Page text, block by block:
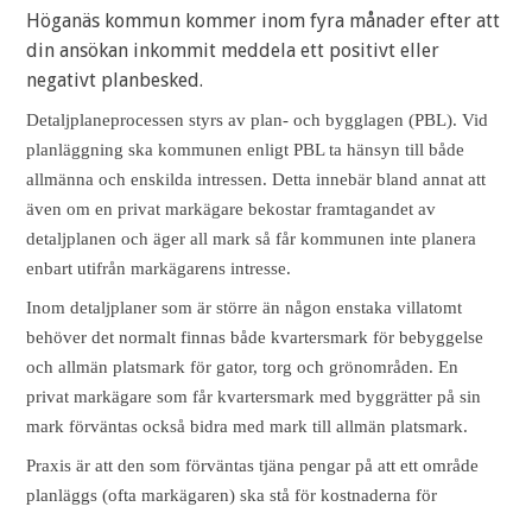
Höganäs kommun kommer inom fyra månader efter att
din ansökan inkommit meddela ett positivt eller
negativt planbesked.
Detaljplaneprocessen styrs av plan- och bygglagen (PBL). Vid
planläggning ska kommunen enligt PBL ta hänsyn till både
allmänna och enskilda intressen. Detta innebär bland annat att
även om en privat markägare bekostar framtagandet av
detaljplanen och äger all mark så får kommunen inte planera
enbart utifrån markägarens intresse.
Inom detaljplaner som är större än någon enstaka villatomt
behöver det normalt finnas både kvartersmark för bebyggelse
och allmän platsmark för gator, torg och grönområden. En
privat markägare som får kvartersmark med byggrätter på sin
mark förväntas också bidra med mark till allmän platsmark.
Praxis är att den som förväntas tjäna pengar på att ett område
planläggs (ofta markägaren) ska stå för kostnaderna för